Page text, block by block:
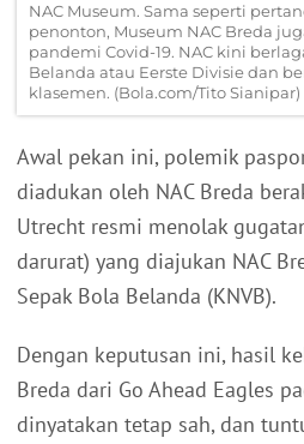
NAC Museum. Sama seperti
penonton, Museum NAC Breda
pandemi Covid-19. NAC kini
Belanda atau Eerste Divisie dan
klasemen. (Bola.com/Tito Sianipar)
Awal pekan ini, polemik
diadukan oleh NAC Breda
Utrecht resmi menolak
darurat) yang diajukan NAC
Sepak Bola Belanda (KNVB).
Dengan keputusan ini, hasil
Breda dari Go Ahead Eagles
dinyatakan tetap sah, dan